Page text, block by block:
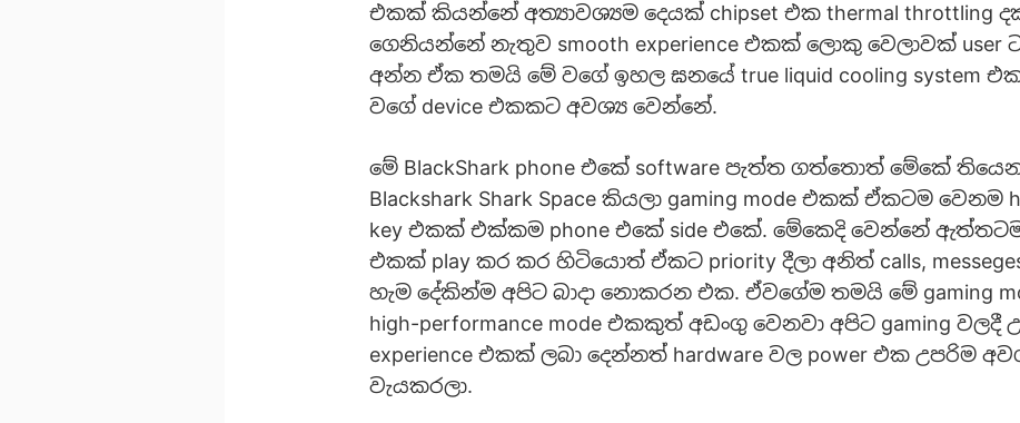
එකක් කියන්නේ අත්‍යාවශ්‍යම දෙයක් chipset එක thermal throttling
ගෙනියන්නේ නැතුව smooth experience එකක් ලොකු වෙලාවක් user
අන්න ඒක තමයි මේ වගේ ඉහල ඝනයේ true liquid cooling system
වගේ device එකකට අවශ්‍ය වෙන්නේ.
මේ BlackShark phone එකේ software පැත්ත ගත්තොත් මේකේ
Blackshark Shark Space කියලා gaming mode එකක් ඒකටම වෙනම
key එකක් එක්කම phone එකේ side එකේ. මේකෙදි වෙන්නේ ඇත්තටම
එකක් play කර කර හිටියොත් ඒකට priority දීලා අනිත් calls,
හැම දේකින්ම අපිට බාදා නොකරන එක. ඒවගේම තමයි මේ gaming
high-performance mode එකකුත් අඩංගු වෙනවා අපිට gaming වලදී
experience එකක් ලබා දෙන්නත් hardware වල power එක උපරිම
වැයකරලා.